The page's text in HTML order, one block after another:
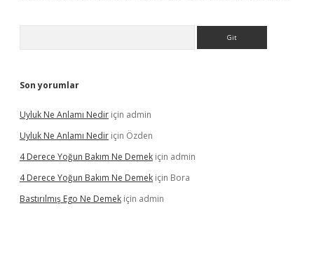
Son yorumlar
Uyluk Ne Anlamı Nedir için admin
Uyluk Ne Anlamı Nedir için Özden
4 Derece Yoğun Bakım Ne Demek için admin
4 Derece Yoğun Bakım Ne Demek için Bora
Bastırılmış Ego Ne Demek için admin